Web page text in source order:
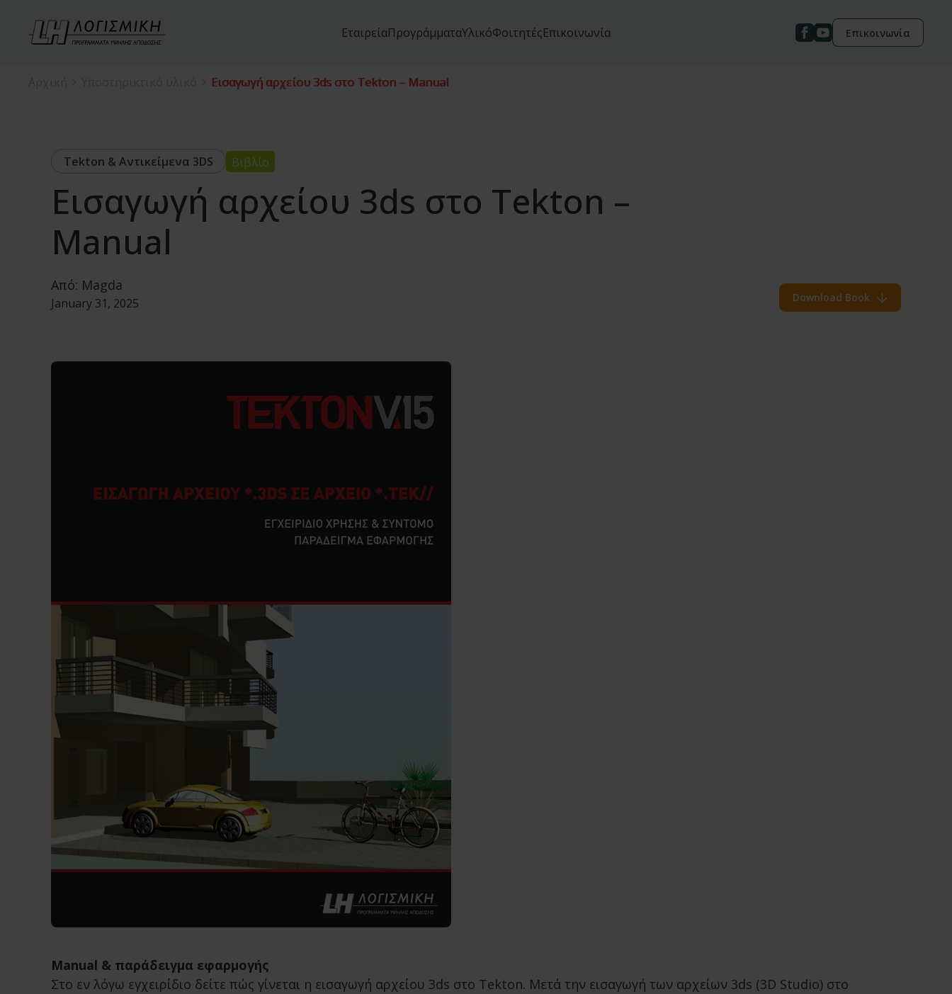
ΕταιρείαΠρογράμματαΥλικόΦοιτητέςΕπικοινωνία Επικοινωνία
Εισαγωγή αρχείου 3ds στο Tekton – Manual
Tekton & Αντικείμενα 3DS Βιβλίο
Εισαγωγή αρχείου 3ds στο Tekton –
Manual
Από: Magda
January 31, 2025 Download Book
Manual & παράδειγμα εφαρμογής
Στο εν λόγω εγχειρίδιο δείτε πώς γίνεται η εισαγωγή αρχείου 3ds στο Tekton. Μετά την εισαγωγή των αρχείων 3ds (3D Studio) στο